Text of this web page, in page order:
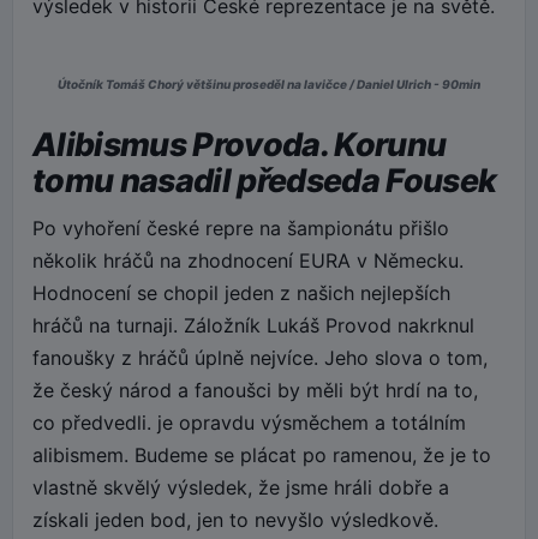
výsledek v historii České reprezentace je na světě.
Útočník Tomáš Chorý většinu proseděl na lavičce / Daniel Ulrich - 90min
Alibismus Provoda. Korunu
tomu nasadil předseda Fousek
Po vyhoření české repre na šampionátu přišlo
několik hráčů na zhodnocení EURA v Německu.
Hodnocení se chopil jeden z našich nejlepších
hráčů na turnaji. Záložník Lukáš Provod nakrknul
fanoušky z hráčů úplně nejvíce. Jeho slova o tom,
že český národ a fanoušci by měli být hrdí na to,
co předvedli. je opravdu výsměchem a totálním
alibismem. Budeme se plácat po ramenou, že je to
vlastně skvělý výsledek, že jsme hráli dobře a
získali jeden bod, jen to nevyšlo výsledkově.